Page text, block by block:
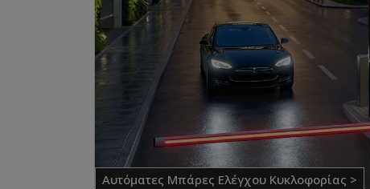
Αυτόματες Μπάρες Ελέγχου Κυκλοφορίας >